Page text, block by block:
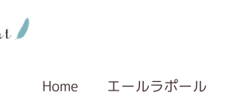
Home エールラポール